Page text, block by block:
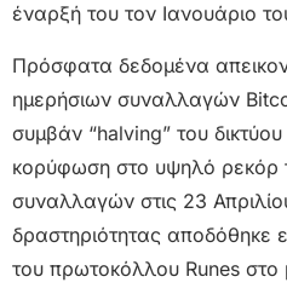
έναρξή του τον Ιανουάριο
Πρόσφατα δεδομένα
ημερήσιων συναλλαγών
συμβάν “halving” του
κορύφωση στο υψηλό ρεκόρ
συναλλαγών στις 23
δραστηριότητας αποδόθηκε
του πρωτοκόλλου Runes